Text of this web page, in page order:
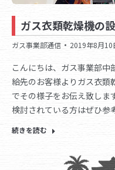
ガス衣類乾燥機の
ガス事業部通信 2019年8月10
こんにちは、ガス事業部中
給先のお客様よりガス衣類
でその様子をお伝え致しま
検討されている方はぜひ
続きを読む